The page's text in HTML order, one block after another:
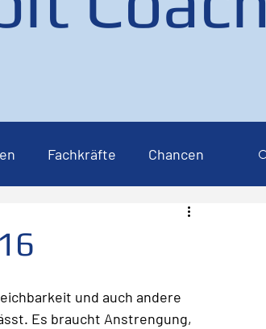
Fachkräfte Chancen
und auch andere
Es braucht Anstrengung,